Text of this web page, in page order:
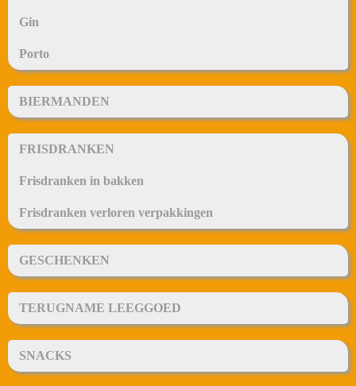
Gin
Porto
BIERMANDEN
FRISDRANKEN
Frisdranken in bakken
Frisdranken verloren verpakkingen
GESCHENKEN
TERUGNAME LEEGGOED
SNACKS